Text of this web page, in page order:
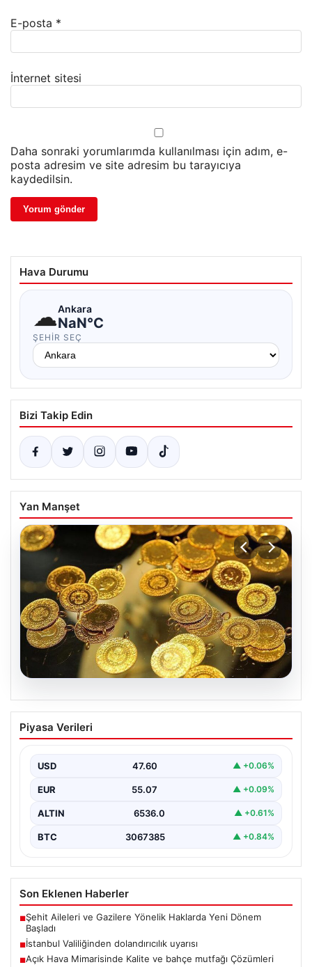
E-posta *
İnternet sitesi
Daha sonraki yorumlarımda kullanılması için adım, e-
posta adresim ve site adresim bu tarayıcıya
kaydedilsin.
Hava Durumu
☁Ankara
NaN°C
ŞEHIR SEÇ
Bizi Takip Edin
Yan Manşet
7 Nisan 2026 Güncel Altın Fiyatları:
Bugün Altın Ne Kadar?
jeopolitik gerilimlerin etkisiyle fiyatlarda dalgalanmalara
neden olmaya devam…
Piyasa Verileri
USD 47.60 ▲ +0.06%
EUR 55.07 ▲ +0.09%
ALTIN 6536.0 ▲ +0.61%
BTC 3067385 ▲ +0.84%
Son Eklenen Haberler
■Şehit Aileleri ve Gazilere Yönelik Haklarda Yeni Dönem
Başladı
■İstanbul Valiliğinden dolandırıcılık uyarısı
■Açık Hava Mimarisinde Kalite ve bahçe mutfağı Çözümleri